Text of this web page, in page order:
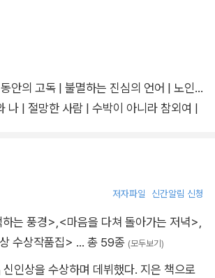
자가 안으로 짊어온 물음과 세상을 향해 던
이에 대해 지금까지 찾아낸 자신만의 대답을
다.
을 바라보는 따뜻한 눈, 현대 사회의 숨겨
냉철한 시선으로 빚어낸 개성 넘치는 문장
깊은 사유의 흔적을 이 산문집에서 확인할
안의 고독 | 불멸하는 진심의 언어 | 노인에
나 | 절망한 사람 | 수박이 아니라 참외여 |
저자파일 신간알림 신청
는 풍경> <마음을 다쳐 돌아가는 저녁>
수상작품집> … 총 59종 (모두보기)
신인상을 수상하며 데뷔했다. 지은 책으로